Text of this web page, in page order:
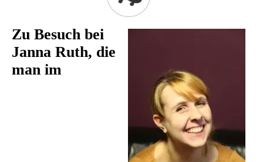
Zu Besuch bei
Janna Ruth, die
man im